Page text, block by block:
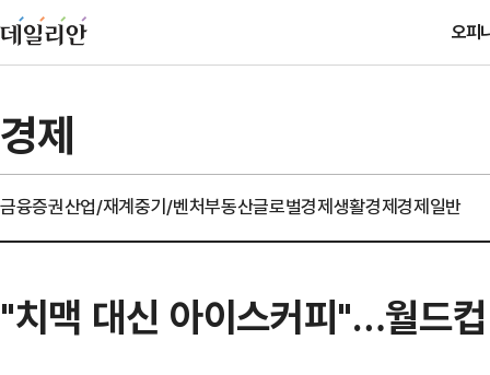
오피
경제
금융증권산업/재계중기/벤처부동산글로벌경제생활경제경제일반
"치맥 대신 아이스커피"…월드